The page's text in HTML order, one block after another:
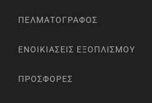
ΠΕΛΜΑΤΟΓΡΆΦΟΣ
ΕΝΟΙΚΙΆΣΕΙΣ ΕΞΟΠΛΙΣΜΟΎ
ΠΡΟΣΦΟΡΈΣ